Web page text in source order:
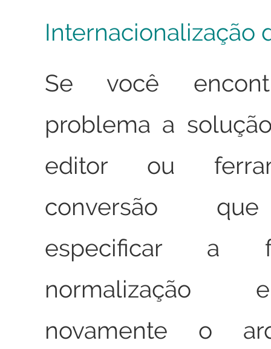
Internacionalização
Se você
problema a
editor ou
conversão
especificar a
normalização
novamente o